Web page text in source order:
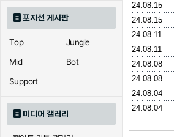
포지션 게시판
Top
Jungle
Mid
Bot
Support
미디어 갤러리
24.08.15
24.08.15
24.08.11
24.08.11
24.08.08
24.08.08
24.08.04
24.08.04